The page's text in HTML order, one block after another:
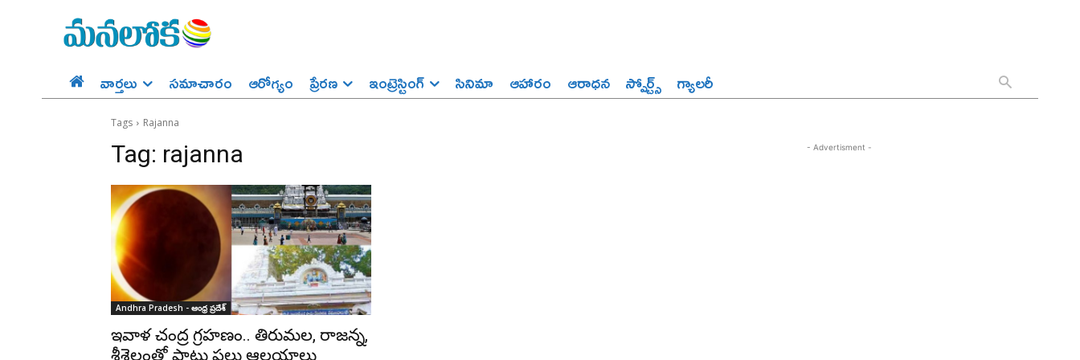
వార్తలు సమాచారం ఆరోగ్యం ప్రేర‌ణ‌ ఇంట్రెస్టింగ్‌ సినిమా ఆహారం ఆరాధన స్పోర్ట్స్‌ గ్యాలరీ
Tags Rajanna
Tag: rajanna
Andhra Pradesh - ఆంధ్ర ప్రదేశ్‌
ఇవాళ చంద్ర గ్రహణం.. తిరుమల, రాజన్న,
శ్రీశైలంతో పాటు పలు ఆలయాలు
- Advertisment -